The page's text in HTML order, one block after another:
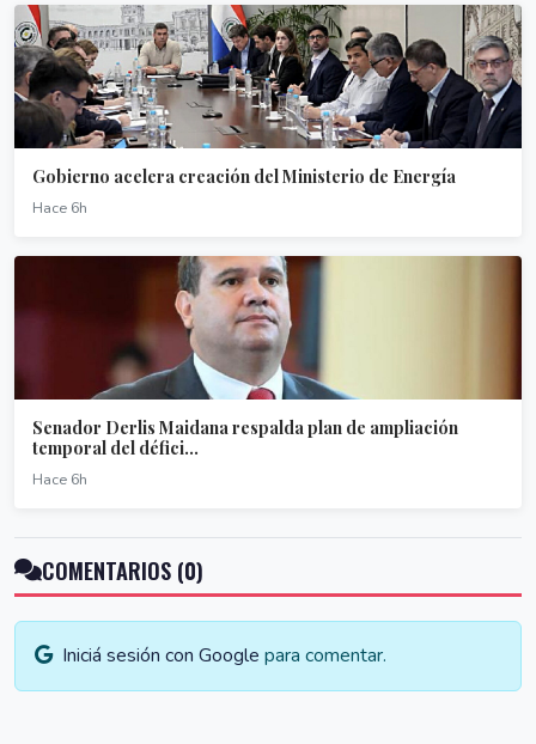
Gobierno acelera creación del Ministerio de Energía
Hace 6h
Senador Derlis Maidana respalda plan de ampliación
temporal del défici...
Hace 6h
COMENTARIOS (0)
Iniciá sesión con Google para comentar.